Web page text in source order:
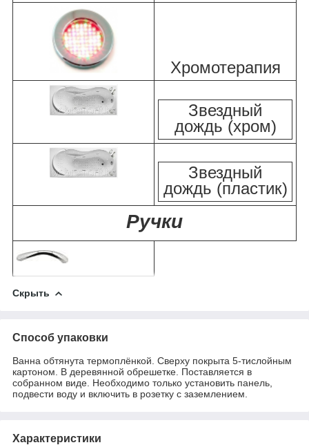
Хромотерапия
Звездный
дождь (хром)
Звездный
дождь (пластик)
Ручки
Скрыть
Способ упаковки
Ванна обтянута термоплёнкой. Сверху покрыта 5-тислойным
картоном. В деревянной обрешетке. Поставляется в
собранном виде. Необходимо только установить панель,
подвести воду и включить в розетку с заземлением.
Характеристики